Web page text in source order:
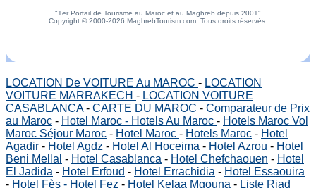
"1er Portail de Tourisme au Maroc et au Maghreb depuis 2001"
Copyright © 2000-2026 MaghrebTourism.com, Tous droits réservés.
LOCATION De VOITURE Au MAROC - LOCATION
VOITURE MARRAKECH - LOCATION VOITURE
CASABLANCA- CARTE DU MAROC - Comparateur de Prix
au Maroc - Hotel Maroc - Hotels Au Maroc - Hotels Maroc Vol
Maroc Séjour Maroc - Hotel Maroc - Hotels Maroc - Hotel
Agadir - Hotel Agdz - Hotel Al Hoceima - Hotel Azrou - Hotel
Beni Mellal - Hotel Casablanca - Hotel Chefchaouen - Hotel
El Jadida - Hotel Erfoud - Hotel Errachidia - Hotel Essaouira
- Hotel Fès - Hotel Fez - Hotel Kelaa Mgouna - Liste Riad